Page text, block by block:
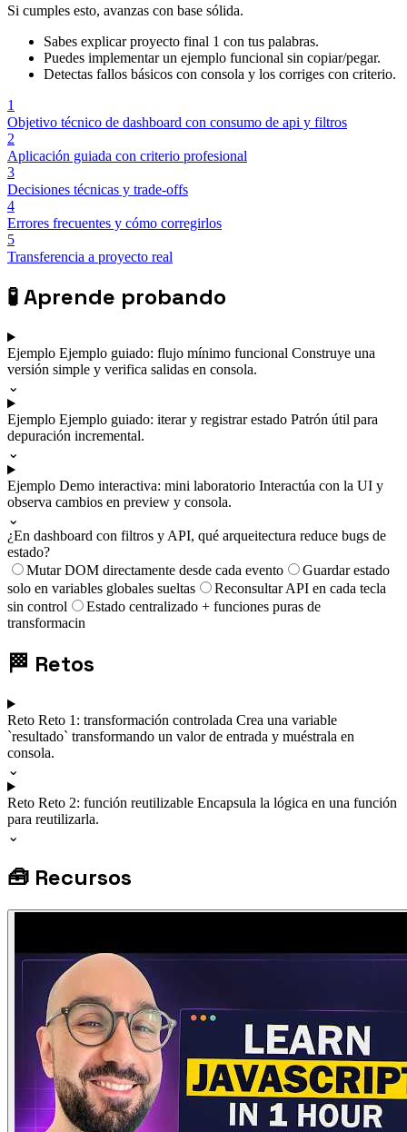
Si cumples esto, avanzas con base sólida.
Sabes explicar proyecto final 1 con tus palabras.
Puedes implementar un ejemplo funcional sin copiar/pegar.
Detectas fallos básicos con consola y los corriges con criterio.
1
Objetivo técnico de dashboard con consumo de api y filtros
2
Aplicación guiada con criterio profesional
3
Decisiones técnicas y trade-offs
4
Errores frecuentes y cómo corregirlos
5
Transferencia a proyecto real
🧪Aprende probando
Ejemplo Ejemplo guiado: flujo mínimo funcional Construye una
versión simple y verifica salidas en consola.
⌄
Ejemplo Ejemplo guiado: iterar y registrar estado Patrón útil para
depuración incremental.
⌄
Ejemplo Demo interactiva: mini laboratorio Interactúa con la UI y
observa cambios en preview y consola.
⌄
¿En dashboard con filtros y API, qué arqueitectura reduce bugs de
estado?
Mutar DOM directamente desde cada evento
Guardar estado
solo en variables globales sueltas
Reconsultar API en cada tecla
sin control
Estado centralizado + funciones puras de
transformacin
🏁 Retos
Reto Reto 1: transformación controlada Crea una variable
`resultado` transformando un valor de entrada y muéstrala en
consola.
⌄
Reto Reto 2: función reutilizable Encapsula la lógica en una función
para reutilizarla.
⌄
🧰 Recursos